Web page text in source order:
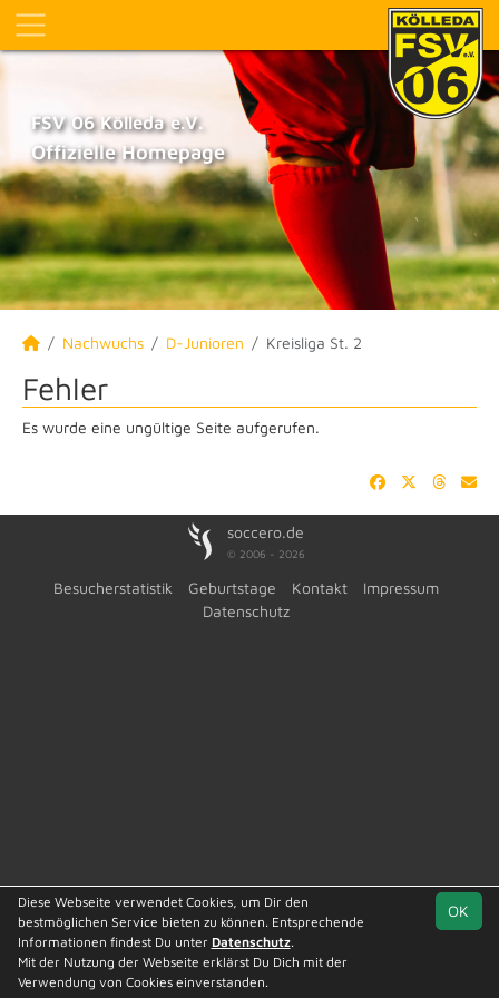
FSV 06 Kölleda e.V.
Offizielle Homepage
Nachwuchs D-Junioren Kreisliga St. 2
Team Kreisliga St. 2
Fehler
Es wurde eine ungültige Seite aufgerufen.
soccero.de
© 2006 - 2026
Besucherstatistik Geburtstage Kontakt
Impressum
Datenschutz
OK
Diese Webseite verwendet Cookies, um Dir den
bestmöglichen Service bieten zu können. Entsprechende
Informationen findest Du unter Datenschutz.
Mit der Nutzung der Webseite erklärst Du Dich mit der
Verwendung von Cookies einverstanden.